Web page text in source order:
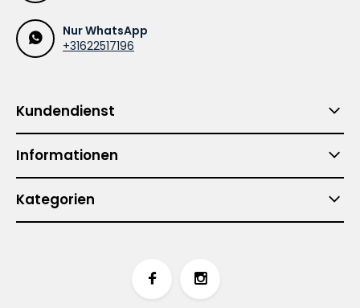
Nur WhatsApp
+31622517196
Kundendienst
Informationen
Kategorien